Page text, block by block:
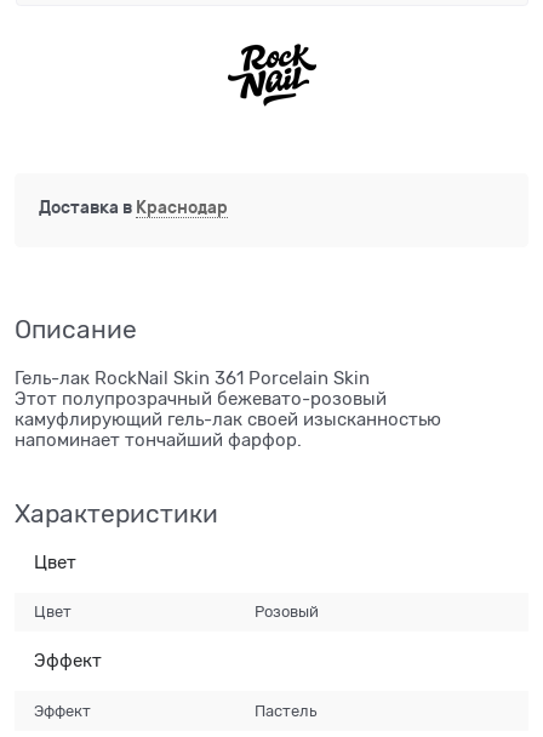
Доставка в Краснодар
Описание
Гель-лак RockNail Skin 361 Porcelain Skin
Этот полупрозрачный бежевато-розовый
камуфлирующий гель-лак своей изысканностью
напоминает тончайший фарфор.
Характеристики
Цвет
Цвет Розовый
Эффект
Эффект Пастель